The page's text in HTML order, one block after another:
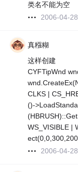
类名不能为空
2006-04-28
真糨糊
这样创建
CYFTipWnd
CLKS |
()-
WS_VISIBLE |
2006-04-28